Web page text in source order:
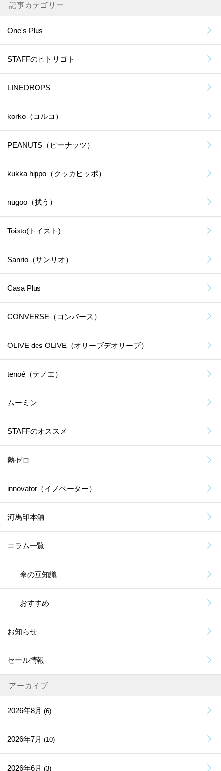
記事カテゴリー
One's Plus
STAFFのヒトリゴト
LINEDROPS
korko（コルコ）
PEANUTS（ピーナッツ）
kukka hippo（クッカヒッポ）
nugoo（拭う）
Toisto(トイスト)
Sanrio（サンリオ）
Casa Plus
CONVERSE（コンバース）
OLIVE des OLIVE（オリーブデオリーブ）
tenoé（テノエ）
ムーミン
STAFFのオススメ
熱ゼロ
innovator（イノベーター）
河馬印本舗
コラム一覧
傘の豆知識
おすすめ
お知らせ
セール情報
アーカイブ
2026年8月 (6)
2026年7月 (10)
2026年6月 (3)